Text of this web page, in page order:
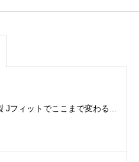
Jフィットでここまで変わる...